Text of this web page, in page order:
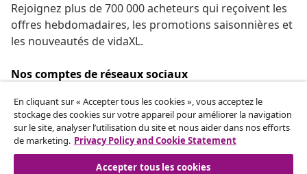
Rejoignez plus de 700 000 acheteurs qui reçoivent les
offres hebdomadaires, les promotions saisonnières et
les nouveautés de vidaXL.
Nos comptes de réseaux sociaux
Service Clients
En cliquant sur « Accepter tous les cookies », vous acceptez le
stockage des cookies sur votre appareil pour améliorer la navigation
sur le site, analyser l’utilisation du site et nous aider dans nos efforts
de marketing. Privacy Policy and Cookie Statement
Accepter tous les cookies